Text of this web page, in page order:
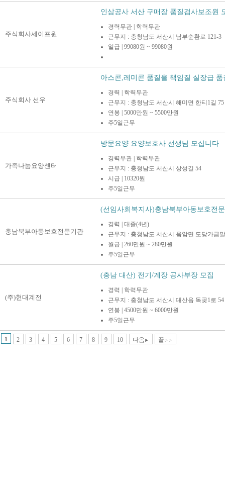
주식회사세이프원
인삼공사 서산 구매장 품질검사보조원
경력무관 | 학력무관
근무지 : 충청남도 서산시 남부순환로 121-3
일급 | 99080원 ~ 99080원
주식회사 선우
아스콘,레미콘 품질을 책임질 실장급
경력 | 학력무관
근무지 : 충청남도 서산시 해미면 한티1길 75
연봉 | 5000만원 ~ 5500만원
주5일근무
가족나눔요양센터
방문요양 요양보호사 선생님 모십니다
경력무관 | 학력무관
근무지 : 충청남도 서산시 상성길 54
시급 | 10320원
주5일근무
충남북부아동보호전문기관
(선임사회복지사)충남북부아동보호전
경력 | 대졸(4년)
근무지 : 충청남도 서산시 음암면 도당가금
월급 | 260만원 ~ 280만원
주5일근무
(주)현대계전
(충남 대산) 전기/계장 공사부장 모집
경력 | 학력무관
근무지 : 충청남도 서산시 대산읍 독곶1로 54
연봉 | 4500만원 ~ 6000만원
주5일근무
1 2 3 4 5 6 7 8 9 10 다음 ▶ 끝 ▷▷